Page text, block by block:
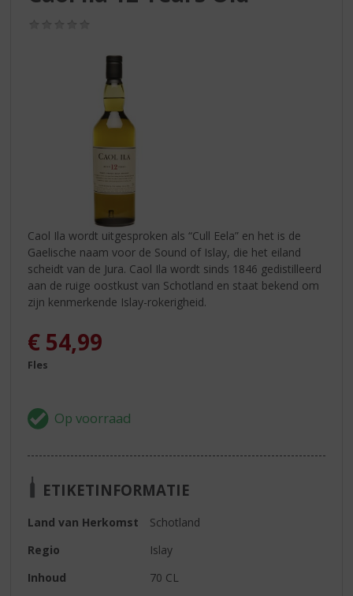
Caol Ila wordt uitgesproken als “Cull Eela” en het is de
Gaelische naam voor de Sound of Islay, die het eiland
scheidt van de Jura. Caol Ila wordt sinds 1846 gedistilleerd
aan de ruige oostkust van Schotland en staat bekend om
zijn kenmerkende Islay-rokerigheid.
€ 54,99
Fles
ETIKETINFORMATIE
Land van Herkomst
Schotland
Regio
Islay
Inhoud
70 CL